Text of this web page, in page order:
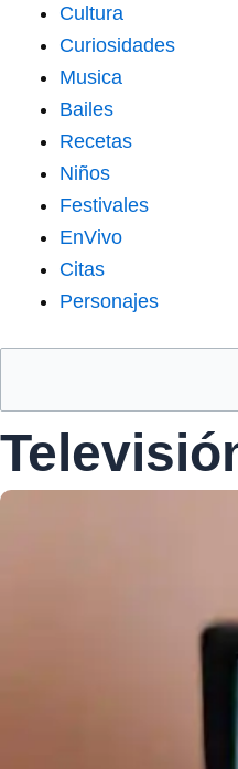
Cultura
Curiosidades
Musica
Bailes
Recetas
Niños
Festivales
EnVivo
Citas
Personajes